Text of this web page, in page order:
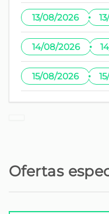
Playa de arena -
Parque natural -
Montado do Pereiro
Parque acuático -
Internacional da
13/08/2026 ·
14/08/2026 ·
15/08/2026 ·
Ofertas